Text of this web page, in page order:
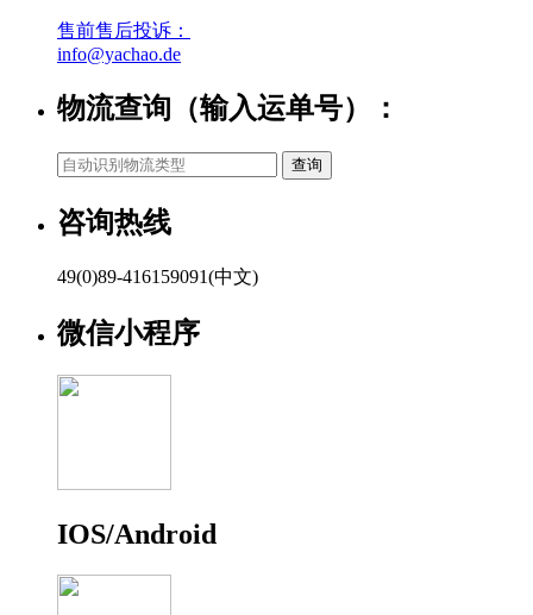
售前售后投诉：
info@yachao.de
物流查询（输入运单号）：
咨询热线
49(0)89-416159091(中文)
微信小程序
IOS/Android